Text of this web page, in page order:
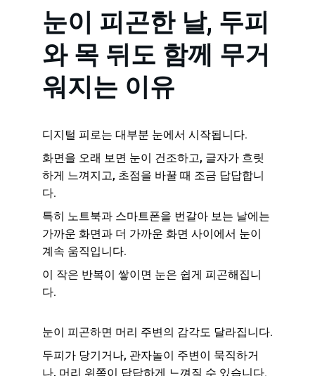
눈이 피곤한 날, 두피
와 목 뒤도 함께 무거
워지는 이유
디지털 피로는 대부분 눈에서 시작됩니다.
화면을 오래 보면 눈이 건조하고, 글자가 흐릿
하게 느껴지고, 초점을 바꿀 때 조금 답답합니
다.
특히 노트북과 스마트폰을 번갈아 보는 날에는
가까운 화면과 더 가까운 화면 사이에서 눈이
계속 움직입니다.
이 작은 반복이 쌓이면 눈은 쉽게 피곤해집니
다.
눈이 피곤하면 머리 주변의 감각도 달라집니다.
두피가 당기거나, 관자놀이 주변이 묵직하거
나, 머리 위쪽이 답답하게 느껴질 수 있습니다.